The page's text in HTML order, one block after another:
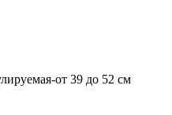
от 39 до 52 см